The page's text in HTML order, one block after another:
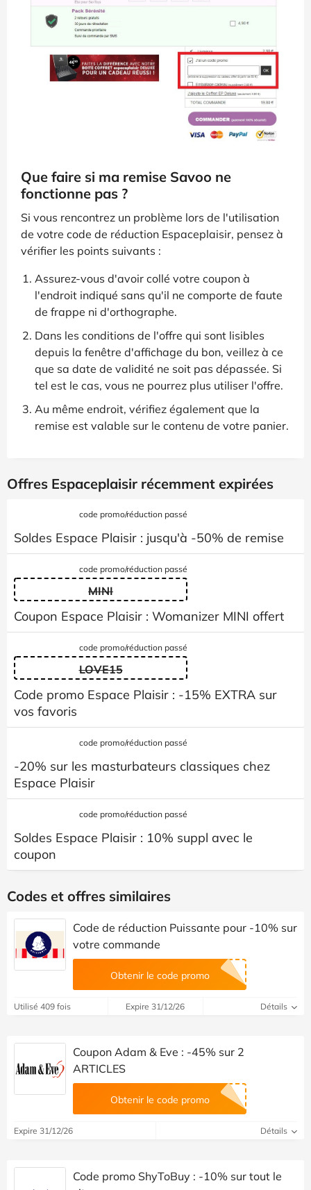
Que faire si ma remise Savoo ne
fonctionne pas ?
Si vous rencontrez un problème lors de l'utilisation
de votre code de réduction Espaceplaisir, pensez à
vérifier les points suivants :
Assurez-vous d'avoir collé votre coupon à
l'endroit indiqué sans qu'il ne comporte de faute
de frappe ni d'orthographe.
Dans les conditions de l'offre qui sont lisibles
depuis la fenêtre d'affichage du bon, veillez à ce
que sa date de validité ne soit pas dépassée. Si
tel est le cas, vous ne pourrez plus utiliser l'offre.
Au même endroit, vérifiez également que la
remise est valable sur le contenu de votre panier.
Offres Espaceplaisir récemment expirées
code promo/réduction passé
Soldes Espace Plaisir : jusqu'à -50% de remise
code promo/réduction passé
MINI
Coupon Espace Plaisir : Womanizer MINI offert
code promo/réduction passé
LOVE15
Code promo Espace Plaisir : -15% EXTRA sur
vos favoris
code promo/réduction passé
-20% sur les masturbateurs classiques chez
Espace Plaisir
code promo/réduction passé
Soldes Espace Plaisir : 10% suppl avec le
coupon
Codes et offres similaires
Code de réduction Puissante pour -10% sur
votre commande
Obtenir le code promo
Utilisé 409 fois Expire 31/12/26 Détails
Coupon Adam & Eve : -45% sur 2
ARTICLES
Obtenir le code promo
Expire 31/12/26 Détails
Code promo ShyToBuy : -10% sur tout le